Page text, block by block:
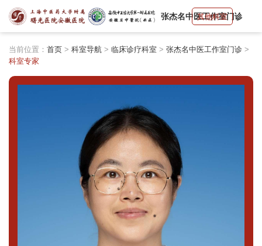
张杰名中医工作室门诊
其他科室
当前位置： 首页 > 科室导航 > 临床诊疗科室 > 张杰名中医工作室门诊 >
科室专家